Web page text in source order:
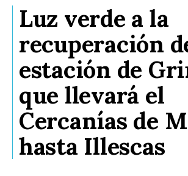
Luz verde a la
recuperación
estación de
que llevará el
Cercanías de
hasta Illescas